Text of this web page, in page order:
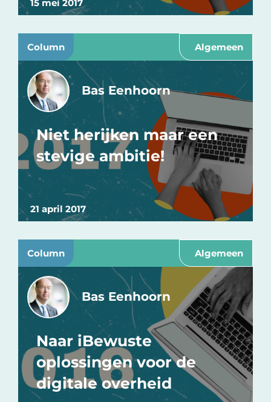
15 mei 2017
Column Algemeen
21 april 2017
Bas Eenhoorn
Niet herijken maar een
stevige ambitie!
Column Algemeen
Bas Eenhoorn
Naar iBewuste
oplossingen voor de
digitale overheid